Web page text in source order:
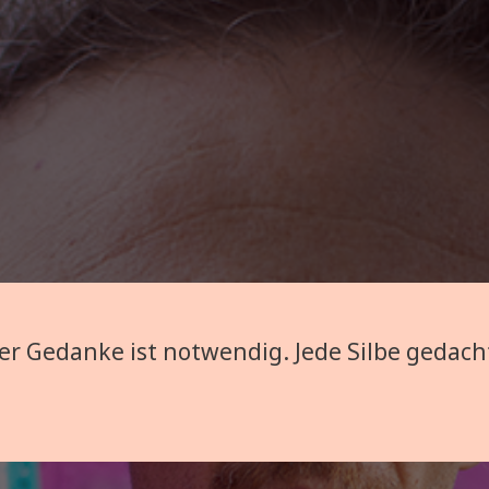
Gedanke ist notwendig. Jede Silbe